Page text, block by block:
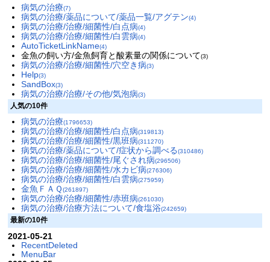
病気の治療(7)
病気の治療/薬品について/薬品一覧/アグテン(4)
病気の治療/治療/細菌性/白点病(4)
病気の治療/治療/細菌性/白雲病(4)
AutoTicketLinkName(4)
金魚の飼い方/金魚飼育と酸素量の関係について(3)
病気の治療/治療/細菌性/穴空き病(3)
Help(3)
SandBox(3)
病気の治療/治療/その他/気泡病(3)
人気の10件
病気の治療(1796653)
病気の治療/治療/細菌性/白点病(319813)
病気の治療/治療/細菌性/黒班病(311270)
病気の治療/薬品について/症状から調べる(310486)
病気の治療/治療/細菌性/尾ぐされ病(296506)
病気の治療/治療/細菌性/水カビ病(276306)
病気の治療/治療/細菌性/白雲病(275959)
金魚ＦＡＱ(261897)
病気の治療/治療/細菌性/赤班病(261030)
病気の治療/治療方法について/食塩浴(242659)
最新の10件
2021-05-21
RecentDeleted
MenuBar